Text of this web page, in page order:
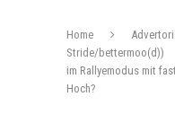
Home
Stride/bettermoo(d))
im Rallyemodus mit
Hoch?